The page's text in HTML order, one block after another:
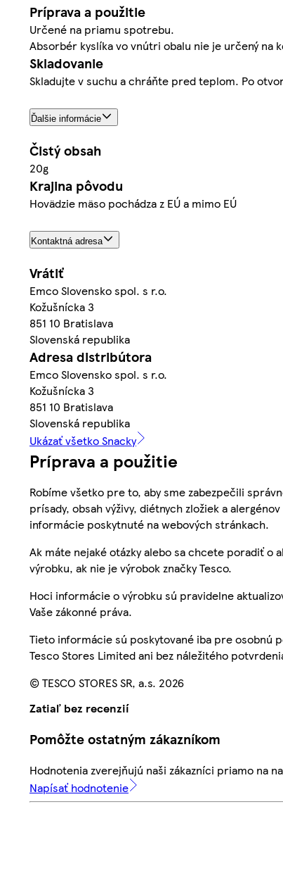
Príprava a použitie
Určené na priamu spotrebu.
Absorbér kyslíka vo vnútri obalu nie je určený na
Skladovanie
Skladujte v suchu a chráňte pred teplom. Po
Ďalšie informácie
Čistý obsah
20g
Krajina pôvodu
Hovädzie mäso pochádza z EÚ a mimo EÚ
Kontaktná adresa
Vrátiť
Emco Slovensko spol. s r.o.
Kožušnícka 3
851 10 Bratislava
Slovenská republika
Adresa distribútora
Emco Slovensko spol. s r.o.
Kožušnícka 3
851 10 Bratislava
Slovenská republika
Ukázať všetko Snacky
Príprava a použitie
Robíme všetko pre to, aby sme zabezpečili
prísady, obsah výživy, diétnych zložiek a
informácie poskytnuté na webových stránkach.
Ak máte nejaké otázky alebo sa chcete poradiť o
výrobku, ak nie je výrobok značky Tesco.
Hoci informácie o výrobku sú pravidelne
Vaše zákonné práva.
Tieto informácie sú poskytované iba pre osobnú
Tesco Stores Limited ani bez náležitého
© TESCO STORES SR, a.s. 2026
Zatiaľ bez recenzií
Pomôžte ostatným zákazníkom
Hodnotenia zverejňujú naši zákazníci priamo na
Napísať hodnotenie